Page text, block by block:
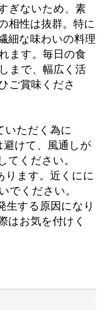
ぎないため、素
相性は抜群。特に
細な味わいの料理
ます。毎日の食
まで、幅広く活
ご賞味くださ
いただく為に
避けて、風通しが
てください。
ります。近くにに
でください。
生する原因になり
はお気を付けく